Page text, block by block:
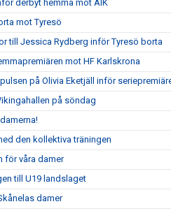
derbyt hemma mot AIK
mot Tyresö
till Jessica Rydberg inför Tyresö borta
mot HF Karlskrona
på Olivia Eketjäll inför
på söndag
den kollektiva träningen
för våra damer
till U19 landslaget
damer